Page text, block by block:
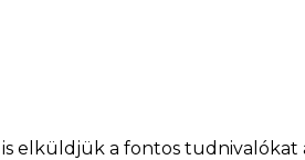
elküldjük a fontos